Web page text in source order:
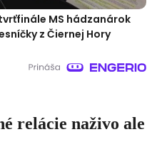
MS hádzanárok
z Čiernej Hory
relácie naživo ale